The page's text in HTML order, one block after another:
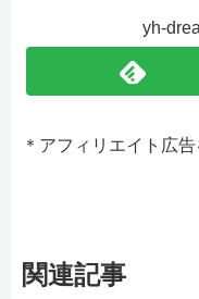
yh-
＊アフィリエイト広
関連記事